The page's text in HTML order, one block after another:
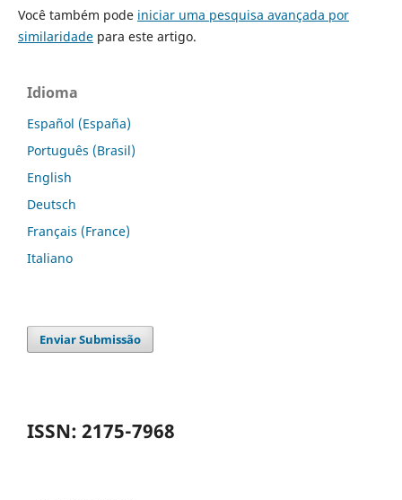
Você também pode iniciar uma pesquisa avançada por
similaridadepara este artigo.
Idioma
Español (España)
Português (Brasil)
English
Deutsch
Français (France)
Italiano
Enviar Submissão
ISSN: 2175-7968